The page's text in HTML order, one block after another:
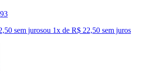
93
sem jurosou 1x de R$ 22,50 sem juros